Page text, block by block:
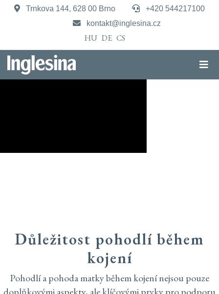
Trnkova 144, 628 00 Brno
+420 544217100
kontakt@inglesina.cz
HU DE CS
Důležitost pohodlí během
kojení
Pohodlí a pohoda matky během kojení nejsou pouze